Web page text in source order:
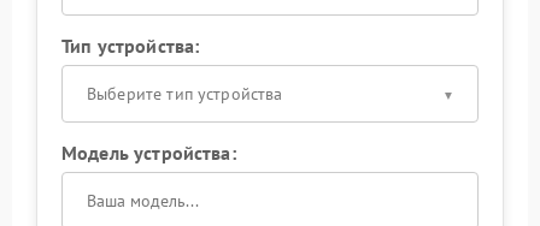
Тип устройства:
Выберите тип устройства
Модель устройства: